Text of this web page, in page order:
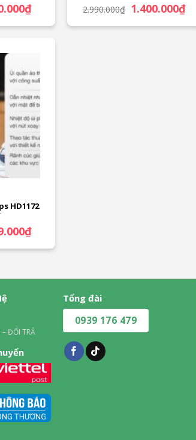
₫Giá
tại
2.990.000₫ Giá
gốc
là:
1.400.000₫Giá
tại
HD1172
₫Giá
tại
là:
– ĐỔI TRẢ
Tổng đài
0939 176 479